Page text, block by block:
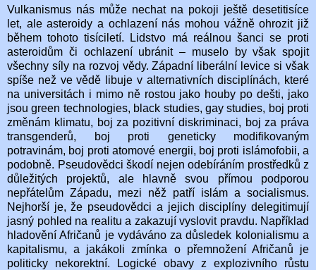
Vulkanismus nás může nechat na pokoji ještě desetitisíce
let, ale asteroidy a ochlazení nás mohou vážně ohrozit již
během tohoto tisíciletí. Lidstvo má reálnou šanci se proti
asteroidům či ochlazení ubránit – muselo by však spojit
všechny síly na rozvoj vědy. Západní liberální levice si však
spíše než ve vědě libuje v alternativních disciplínách, které
na universitách i mimo ně rostou jako houby po dešti, jako
jsou green technologies, black studies, gay studies, boj proti
změnám klimatu, boj za pozitivní diskriminaci, boj za práva
transgenderů, boj proti geneticky modifikovaným
potravinám, boj proti atomové energii, boj proti islámofobii, a
podobně. Pseudovědci škodí nejen odebíráním prostředků z
důležitých projektů, ale hlavně svou přímou podporou
nepřátelům Západu, mezi něž patří islám a socialismus.
Nejhorší je, že pseudovědci a jejich disciplíny delegitimují
jasný pohled na realitu a zakazují vyslovit pravdu. Například
hladovění Afričanů je vydáváno za důsledek kolonialismu a
kapitalismu, a jakákoli zmínka o přemnožení Afričanů je
politicky nekorektní. Logické obavy z explozivního růstu